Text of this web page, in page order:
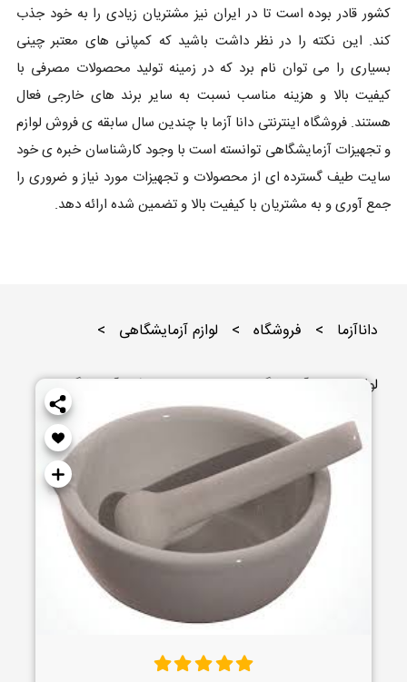
کشور قادر بوده است تا در ایران نیز مشتریان زیادی را به خود جذب
کند. این نکته را در نظر داشت باشید که کمپانی های معتبر چینی
بسیاری را می توان نام برد که در زمینه تولید محصولات مصرفی با
کیفیت بالا و هزینه مناسب نسبت به سایر برند های خارجی فعال
هستند. فروشگاه اینترنتی دانا آزما با چندین سال سابقه ی فروش لوازم
و تجهیزات آزمایشگاهی توانسته است با وجود کارشناسان خبره ی خود
سایت طیف گسترده ای از محصولات و تجهیزات مورد نیاز و ضروری را
جمع آوری و به مشتریان با کیفیت بالا و تضمین شده ارائه دهد.
داناآزما > فروشگاه > لوازم آزمایشگاهی >
لوازم جانبی آزمایشگاهی > لوازم سرامیکی آزمایشگاهی